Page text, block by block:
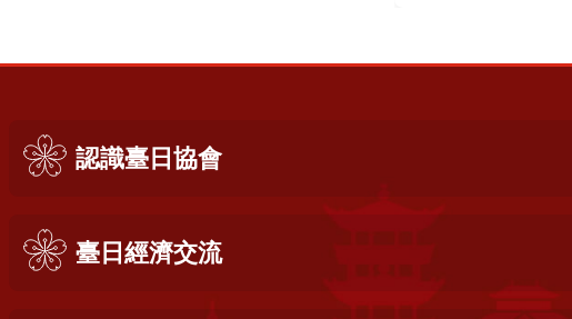
認識臺日協會
臺日經濟交流